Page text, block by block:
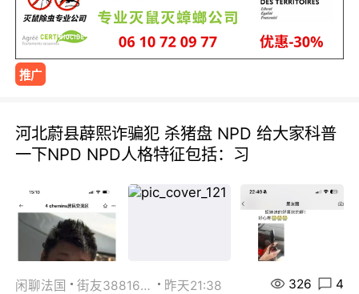
推广
河北蔚县薜熙诈骗犯 杀猪盘 NPD 给大家科普
一下NPD NPD人格特征包括：习
闲聊法国 街友38816967 昨天21:38 326 4